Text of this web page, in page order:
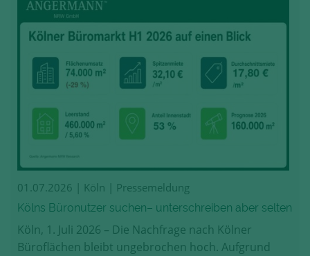
01.07.2026 | Köln | Pressemeldung
Kölns Büronutzer suchen– unterschreiben aber selten
Köln, 1. Juli 2026 – Die Nachfrage nach Kölner
Büroflächen bleibt ungebrochen hoch. Aufgrund